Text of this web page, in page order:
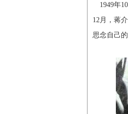
1949年
12月，蒋
思念自己